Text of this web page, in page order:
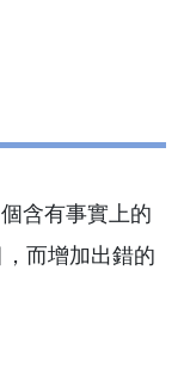
含有事實上的
而增加出錯的